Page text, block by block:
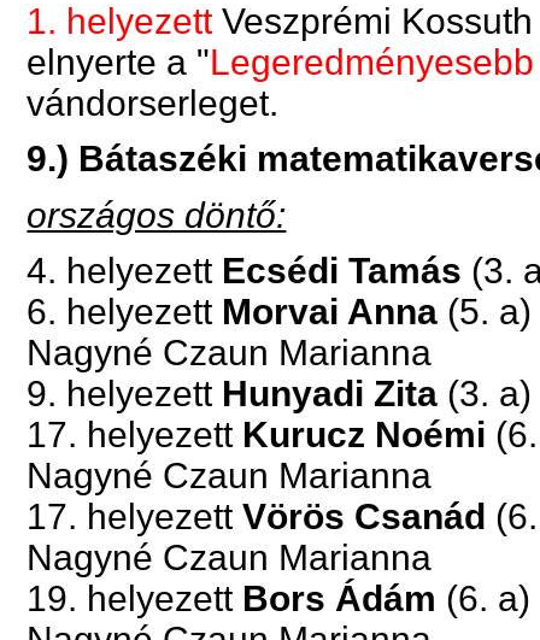
1. helyezettVeszprémi
elnyerte a "
vándorserleget.
9.) Bátaszéki
országos döntő:
4. helyezett Ecsédi Tamás (3.
6. helyezett Morvai Anna (5.
Nagyné Czaun Marianna
9. helyezett Hunyadi Zita (3.
17. helyezett Kurucz Noémi
Nagyné Czaun Marianna
17. helyezettVörös Csanád
Nagyné Czaun Marianna
19. helyezett Bors Ádám (6.